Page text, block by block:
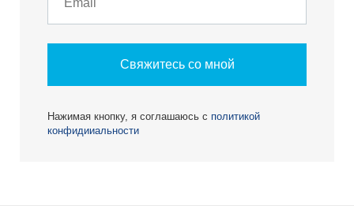
Свяжитесь со мной
Нажимая кнопку, я соглашаюсь с политикой
конфидииальности